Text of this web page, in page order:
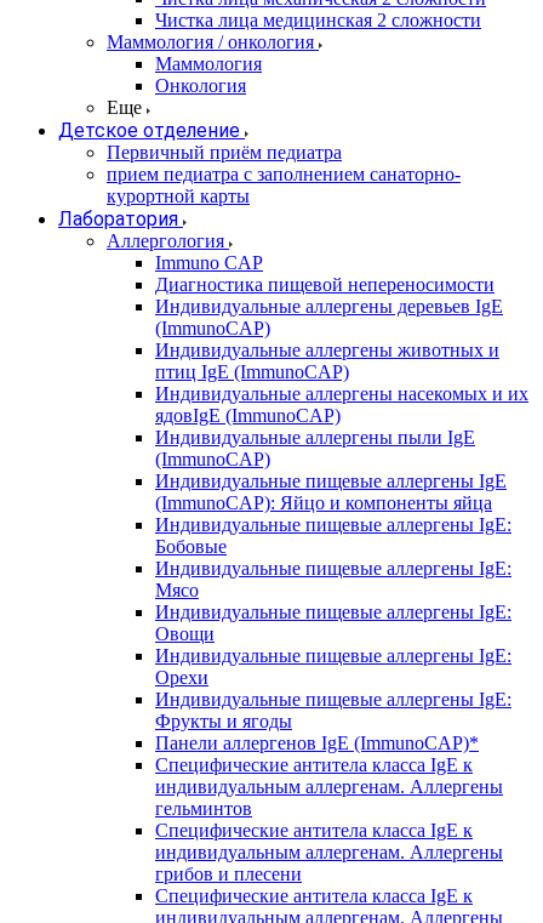
Чистка лица медицинская 2 сложности
Маммология / онкология
Маммология
Онкология
Еще
Детское отделение
Первичный приём педиатра
прием педиатра с заполнением санаторно-
курортной карты
Лаборатория
Аллергология
Immuno CAP
Диагностика пищевой непереносимости
Индивидуальные аллергены деревьев IgE
(ImmunoCAP)
Индивидуальные аллергены животных и
птиц IgE (ImmunoCAP)
Индивидуальные аллергены насекомых и их
ядовIgE (ImmunoCAP)
Индивидуальные аллергены пыли IgE
(ImmunoCAP)
Индивидуальные пищевые аллергены IgE
(ImmunoCAP): Яйцо и компоненты яйца
Индивидуальные пищевые аллергены IgE:
Бобовые
Индивидуальные пищевые аллергены IgE:
Мясо
Индивидуальные пищевые аллергены IgE:
Овощи
Индивидуальные пищевые аллергены IgE:
Орехи
Индивидуальные пищевые аллергены IgE:
Фрукты и ягоды
Панели аллергенов IgE (ImmunoCAP)*
Специфические антитела класса IgE к
индивидуальным аллергенам. Аллергены
гельминтов
Специфические антитела класса IgE к
индивидуальным аллергенам. Аллергены
грибов и плесени
Специфические антитела класса IgE к
индивидуальным аллергенам. Аллергены